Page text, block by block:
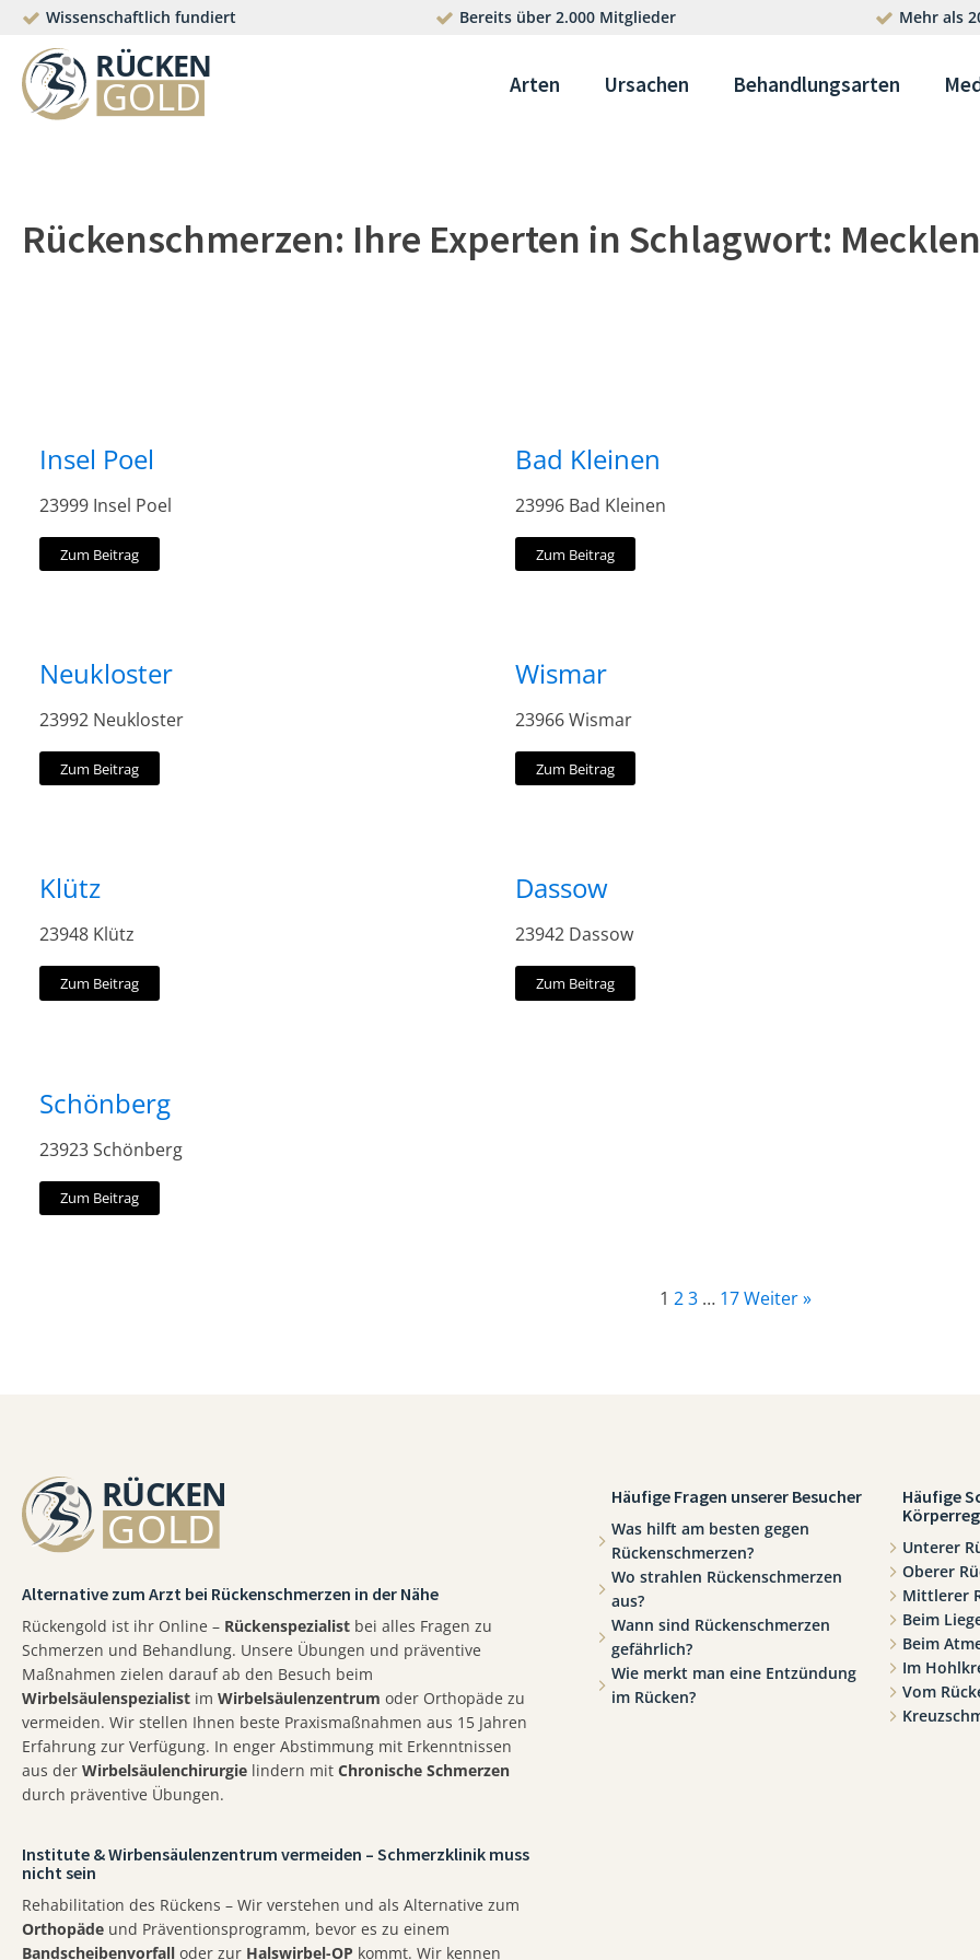
Wissenschaftlich fundiert Bereits über 2.000 Mitglieder Mehr als
Arten Ursachen Behandlungsarten
Rückenschmerzen: Ihre Experten in Schlagwort:
Insel Poel
23999 Insel Poel
Zum Beitrag
Bad Kleinen
23996 Bad Kleinen
Zum Beitrag
Neukloster
23992 Neukloster
Zum Beitrag
Wismar
23966 Wismar
Zum Beitrag
Klütz
23948 Klütz
Zum Beitrag
Dassow
23942 Dassow
Zum Beitrag
Schönberg
23923 Schönberg
Zum Beitrag
1 2 3 … 17 Weiter »
Alternative zum Arzt bei Rückenschmerzen in der Nähe
Rückengold ist ihr Online – Rückenspezialist bei alles Fragen zu
Schmerzen und Behandlung. Unsere Übungen und präventive
Maßnahmen zielen darauf ab den Besuch beim
Wirbelsäulenspezialist im Wirbelsäulenzentrum oder Orthopäde zu
vermeiden. Wir stellen Ihnen beste Praxismaßnahmen aus 15 Jahren
Erfahrung zur Verfügung. In enger Abstimmung mit Erkenntnissen
aus der Wirbelsäulenchirurgie lindern mit Chronische Schmerzen
durch präventive Übungen.
Institute & Wirbensäulenzentrum vermeiden – Schmerzklinik muss
nicht sein
Rehabilitation des Rückens – Wir verstehen und als Alternative zum
Orthopäde und Präventionsprogramm, bevor es zu einem
Bandscheibenvorfall oder zur Halswirbel-OP kommt. Wir kennen
Häufige Fragen unserer Besucher
Was hilft am besten gegen
Rückenschmerzen?
Wo strahlen Rückenschmerzen
aus?
Wann sind Rückenschmerzen
gefährlich?
Wie merkt man eine Entzündung
im Rücken?
Häufige
Unterer
Oberer
Mittlerer
Beim
Beim
Im
Vom